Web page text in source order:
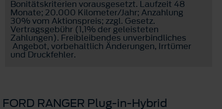
Bonitätskriterien vorausgesetzt. Laufzeit 48
Monate; 20.000 Kilometer/Jahr; Anzahlung
30% vom Aktionspreis; zzgl. Gesetz.
Vertragsgebühr (1,1% der geleisteten
Zahlungen). Freibleibendes unverbindliches
Angebot, vorbehaltlich Änderungen, Irrtümer
und Druckfehler.
FORD RANGER Plug-in-Hybrid